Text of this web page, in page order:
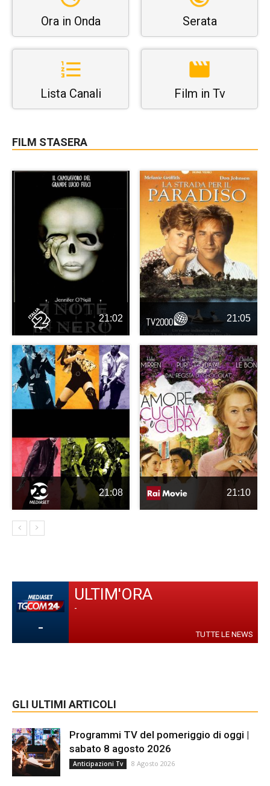
Ora in Onda Serata
Lista Canali Film in Tv
FILM STASERA
21:02 21:05
21:08 21:10
-
ULTIM'ORA
-
TUTTE LE NEWS
GLI ULTIMI ARTICOLI
Programmi TV del pomeriggio di oggi |
sabato 8 agosto 2026
Anticipazioni Tv 8 Agosto 2026